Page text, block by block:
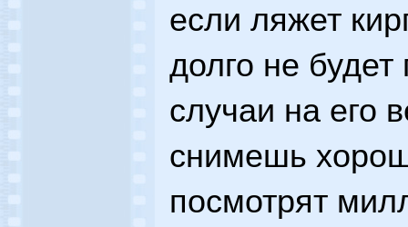
если ляжет
долго не будет
случаи на его
снимешь
посмотрят